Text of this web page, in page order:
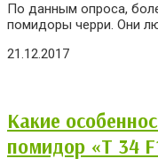
По данным опроса,
помидоры черри. Они
21.12.2017
Какие
помидор «Т 34